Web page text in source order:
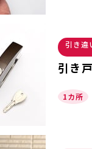
引き違
引き
1カ所